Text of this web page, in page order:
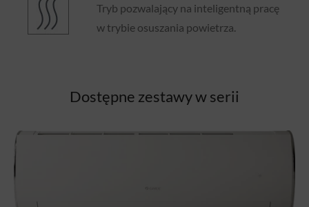
Tryb pozwalający na inteligentną pracę
w trybie osuszania powietrza.
Dostępne zestawy w serii